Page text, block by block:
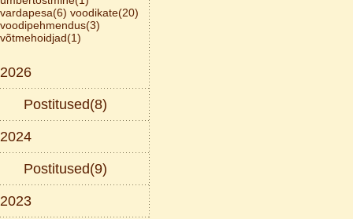
vardapesa(6) voodikate(20)
voodipehmendus(3)
võtmehoidjad(1)
2026
Postitused(8)
2024
Postitused(9)
2023